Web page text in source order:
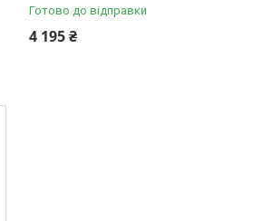
Готово до відправки
4 195 ₴